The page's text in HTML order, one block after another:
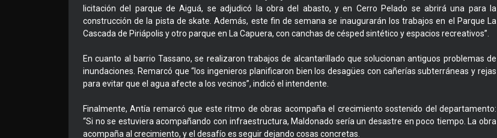
licitación del parque de Aiguá, se adjudicó la obra del abasto, y en Cerro Pelado se abrirá una para la
construcción de la pista de skate. Además, este fin de semana se inaugurarán los trabajos en el Parque La
Cascada de Piriápolis y otro parque en La Capuera, con canchas de césped sintético y espacios recreativos”.
En cuanto al barrio Tassano, se realizaron trabajos de alcantarillado que solucionan antiguos problemas de
inundaciones. Remarcó que “los ingenieros planificaron bien los desagües con cañerías subterráneas y rejas
para evitar que el agua afecte a los vecinos”, indicó el intendente.
Finalmente, Antía remarcó que este ritmo de obras acompaña el crecimiento sostenido del departamento:
“Si no se estuviera acompañando con infraestructura, Maldonado sería un desastre en poco tiempo. La obra
acompaña al crecimiento, y el desafío es seguir dejando cosas concretas.